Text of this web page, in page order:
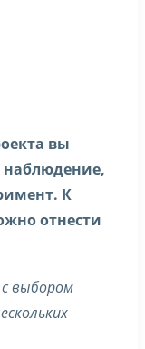
вы
К
отнести
выбором